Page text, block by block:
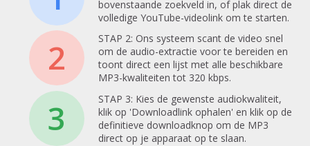
bovenstaande zoekveld in, of plak direct de
volledige YouTube-videolink om te starten.
2
STAP 2: Ons systeem scant de video snel
om de audio-extractie voor te bereiden en
toont direct een lijst met alle beschikbare
MP3-kwaliteiten tot 320 kbps.
3
STAP 3: Kies de gewenste audiokwaliteit,
klik op 'Downloadlink ophalen' en klik op de
definitieve downloadknop om de MP3
direct op je apparaat op te slaan.